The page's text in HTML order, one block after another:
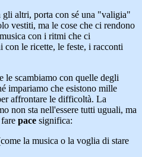
altri, porta con sé una "valigia"
vestiti, ma le cose che ci rendono
con i ritmi che ci
con le ricette, le feste, i racconti
le scambiamo con quelle degli
impariamo che esistono mille
affrontare le difficoltà. La
non sta nell'essere tutti uguali, ma
pace significa:
la musica o la voglia di stare